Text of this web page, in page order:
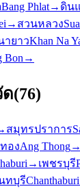
Bang Phlat→ ดิน
→ สวนหลวง
ายาวKhan Na
Bon →
ด(76)
สมุทรปราการ
องAng Thong→
→ เพชรบุรี
ทบุรีChanthaburi